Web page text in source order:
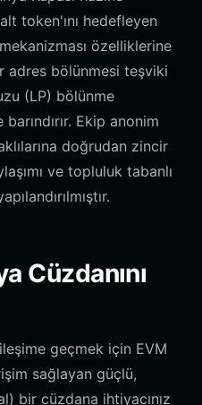
token'ını hedefleyen
özelliklerine
adres bölünmesi teşviki
(LP) bölünme
Ekip anonim
doğrudan zincir
ve topluluk tabanlı
Cüzdanını
geçmek için EVM
sağlayan güçlü,
bir cüzdana ihtiyacınız